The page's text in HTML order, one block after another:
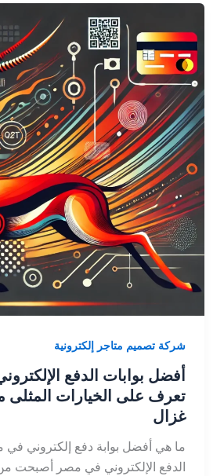
شركة تصميم متاجر إلكترونية
أفضل بوابات الدفع
تعرف على الخيارات المثلى
غزال
ما هي أفضل بوابة دفع إلكتروني في
الدفع الإلكتروني في مصر أصبحت من